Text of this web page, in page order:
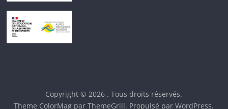
Copyright © 2026 . Tous droits réservés.
Theme ColorMag par ThemeGrill. Propulsé parWordPress.